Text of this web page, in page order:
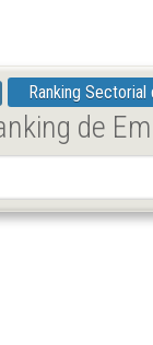
Ranking Sectorial
de